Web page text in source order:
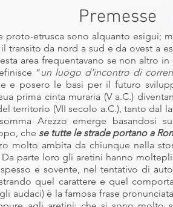
Premesse
proto-etrusca sono alquanto esigui;
transito da nord a sud e da ovest
area frequentavano se non altro
“un luogo d'incontro di
e posero le basi per il futuro
prima cinta muraria (V a.C.)
territorio (VII secolo a.C.), tanto dal
Arezzo emerge basandosi
che se tutte le strade portano a
molto ambita da chiunque nella
parte loro gli aretini hanno
e sovente, nel tentativo di
quel carattere e quel
audaci) è la famosa frase